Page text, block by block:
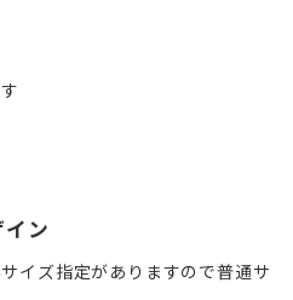
ン
イズ指定がありますので普通サ